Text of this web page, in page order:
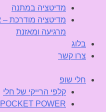
מדיטציה במתנה
מדיטציה מודרכת
מרגיעה ומאזנת
בלוג
צרו קשר
חלי שופ
קלפי הרייקי של חלי
POCKET POWER – מתנה קטנה גדולה